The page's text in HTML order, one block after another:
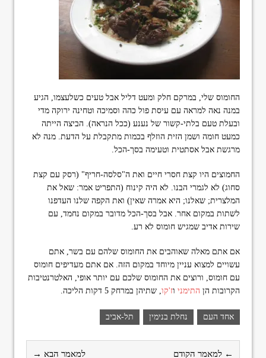
החומוס שלי, במרקם חלק ומעט דליל אבל טעים כשלעצמו, הגיע
במנה נאה למראה עם עיסת פול כהה וסמיכה וטחינה ירוקה מדי
ובעלת טעם בלתי-קשור של נענע (ככל הנראה). הביצה הייתה
כמעט חומה ושמן הזית הוזלף בכמות מתקבלת על הדעת. מנה לא
מרגשת אבל אסתטית וטעימה בסך-הכל.
החמוצים היו קצת חסרי חיים ואת ה"סלסה-חריף" (רסק עם קצת
סחוג) לא לגמרי הבנו. לא היה קינוח (התפריט אמר: שאל את
המלצרית; שאלנו; היא אמרה שאין) ואת הקפה שלנו העדפנו
לשתות במקום אחר. אבל בסך-הכל מדובר במקום נחמד, עם
שירות אדיב שמגיש חומוס לא רע.
אם אתם מאלה שאוהבים את החומוס שלהם עם בשר, אתם
עשויים למצוא עניין מיוחד במקום הזה. אם אתם מעדיפים חומוס
עם חומוס, ורוצים את החומוס שלכם עם יותר אופי, האלטרנטיבות
הקרובות הן התימני וז'קו, שתיהן במרחק 5 דקות הליכה.
אחד העם נחלת בנימין תל-אביב
← למאמר הקודם למאמר הבא →